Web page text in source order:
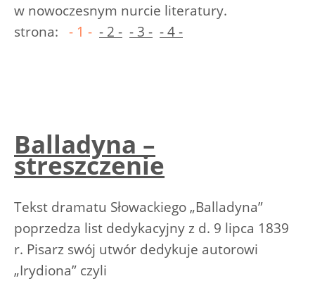
w nowoczesnym nurcie literatury.
strona: - 1 - - 2 - - 3 - - 4 -
Balladyna –
streszczenie
Tekst dramatu Słowackiego „Balladyna”
poprzedza list dedykacyjny z d. 9 lipca 1839
r. Pisarz swój utwór dedykuje autorowi
„Irydiona” czyli